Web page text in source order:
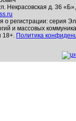
Некрасовская д. 36
регистрации: серия
и массовых
18+. Политика